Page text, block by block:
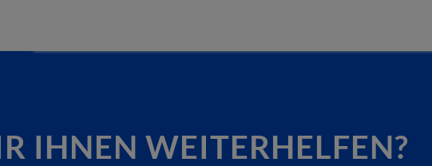
IHNEN WEITERHELFEN?